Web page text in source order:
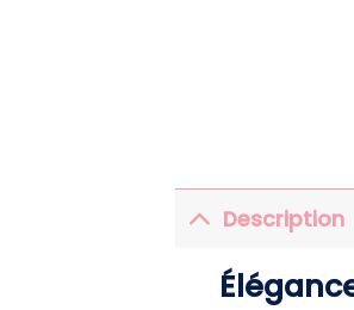
Description